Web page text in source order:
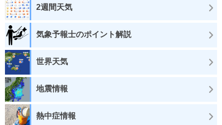
2週間天気
気象予報士のポイント解説
世界天気
地震情報
熱中症情報